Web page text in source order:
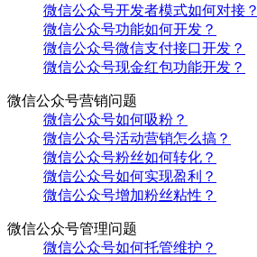
微信公众号开发者模式如何对接？
微信公众号功能如何开发？
微信公众号微信支付接口开发？
微信公众号现金红包功能开发？
微信公众号营销问题
微信公众号如何吸粉？
微信公众号活动营销怎么搞？
微信公众号粉丝如何转化？
微信公众号如何实现盈利？
微信公众号增加粉丝粘性？
微信公众号管理问题
微信公众号如何托管维护？